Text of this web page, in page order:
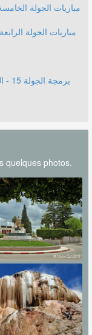
quelques photos.